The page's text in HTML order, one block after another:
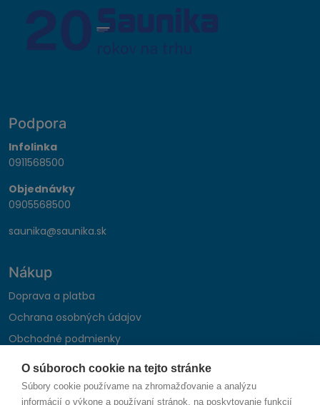
O súboroch cookie na tejto stránke
Súbory cookie používame na zhromažďovanie a analýzu
informácií o výkone a používaní stránok, na poskytovanie funkcií
Podpora
Infolinka
0911568500
Objednávky
0905568500
saunika@saunika.sk
Nákup
Doprava a platba
Ochrana osobných údajov
Obchodné podmienky
Reklamačný poriadok
Montáž autohifi